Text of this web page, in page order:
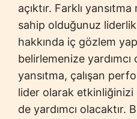
açıktır. Farklı
sahip olduğunuz
hakkında iç gözlem
belirlemenize yardımcı
yansıtma, çalışan
lider olarak
de yardımcı olacaktır.